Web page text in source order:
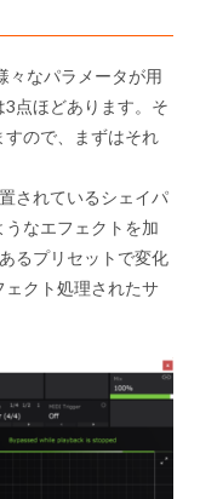
々なパラメータが用
点ほどあります。そ
ので、まずはそれ
されているシェイパ
なエフェクトを加
るプリセットで変化
クト処理されたサ